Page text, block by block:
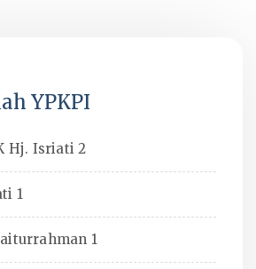
YPKPI
Hj. Isriati 2
1
1